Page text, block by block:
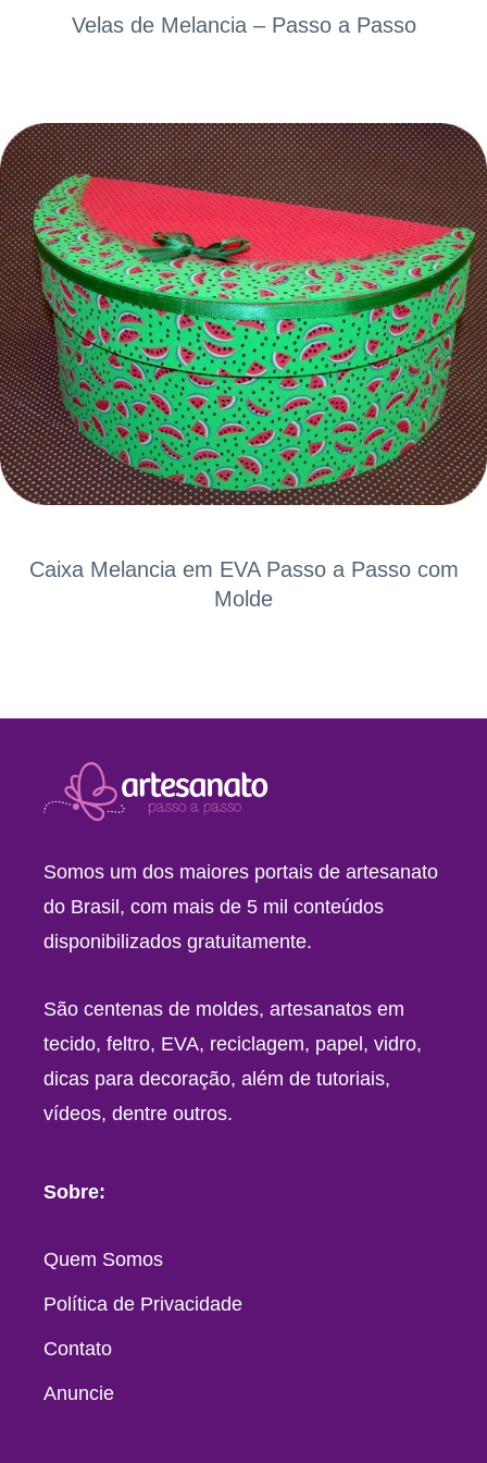
Velas de Melancia – Passo a Passo
Caixa Melancia em EVA Passo a Passo com
Molde
Somos um dos maiores portais de artesanato
do Brasil, com mais de 5 mil conteúdos
disponibilizados gratuitamente.
São centenas de moldes, artesanatos em
tecido, feltro, EVA, reciclagem, papel, vidro,
dicas para decoração, além de tutoriais,
vídeos, dentre outros.
Sobre:
Quem Somos
Política de Privacidade
Contato
Anuncie